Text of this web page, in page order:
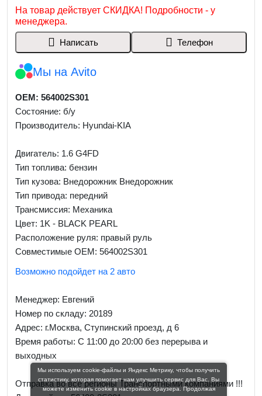
На товар действует СКИДКА! Подробности - у
менеджера.
Написать Телефон
Мы на Avito
OEM: 564002S301
Состояние: б/у
Производитель: Hyundai-KIA
Двигатель: 1.6 G4FD
Тип топлива: бензин
Тип кузова: Внедорожник Внедорожник
Тип привода: передний
Трансмиссия: Механика
Цвет: 1K - BLACK PEARL
Расположение руля: правый руль
Совместимые OEM: 564002S301
Возможно подойдет на 2 авто
Менеджер: Евгений
Номер по складу: 20189
Адрес: г.Москва, Ступинский проезд, д 6
Время работы: С 11:00 до 20:00 без перерыва и
выходных
Отправка во все регионы Транспортными компаниями !!!
Мы используем cookie-файлы и Яндекс Метрику, чтобы получить
статистику, которая помогает нам улучшить сервис для Вас. Вы
можете изменить cookie в настройках браузера. Продолжая